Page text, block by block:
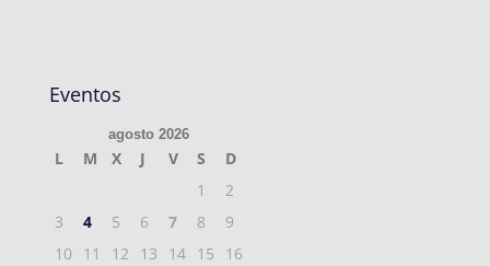
Eventos
agosto 2026
L M X J V S
D
1
2
3
4 5 6 7 8
9
10
11 12 13 14 15
16